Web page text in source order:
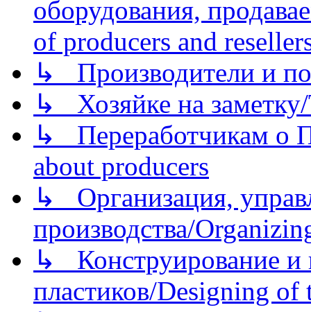
оборудования,
of producers and
↳ Производители и
↳ Хозяйке на
↳ Переработчикам о
about producers
↳ Организация,
производства/
↳ Конструирование и
пластиков/Designing of